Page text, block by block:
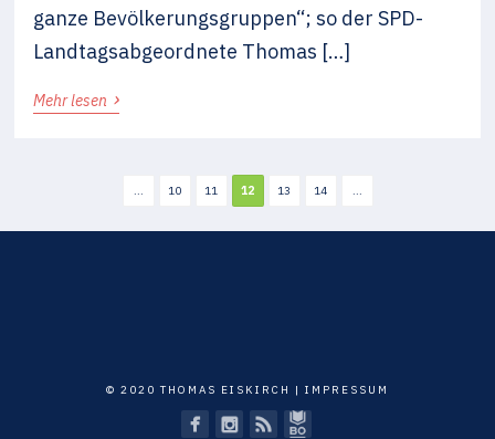
ganze Bevölkerungsgruppen“; so der SPD-
Landtagsabgeordnete Thomas […]
Mehr lesen ›
... 10 11 12 13 14 ...
© 2020 THOMAS EISKIRCH | IMPRESSUM